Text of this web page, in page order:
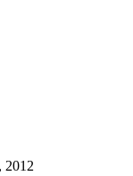
2012